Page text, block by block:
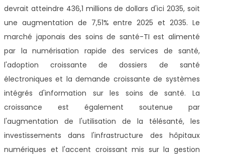
devrait atteindre 436,1 millions de dollars d'ici 2035, soit
une augmentation de 7,51% entre 2025 et 2035. Le
marché japonais des soins de santé-TI est alimenté
par la numérisation rapide des services de santé,
l'adoption croissante de dossiers de santé
électroniques et la demande croissante de systèmes
intégrés d'information sur les soins de santé. La
croissance est également soutenue par
l'augmentation de l'utilisation de la télésanté, les
investissements dans l'infrastructure des hôpitaux
numériques et l'accent croissant mis sur la gestion